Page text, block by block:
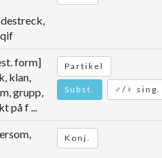
form]
klan,
grupp,
på f ...
Partikel
Subst. ♂/♀ sing.
Konj.